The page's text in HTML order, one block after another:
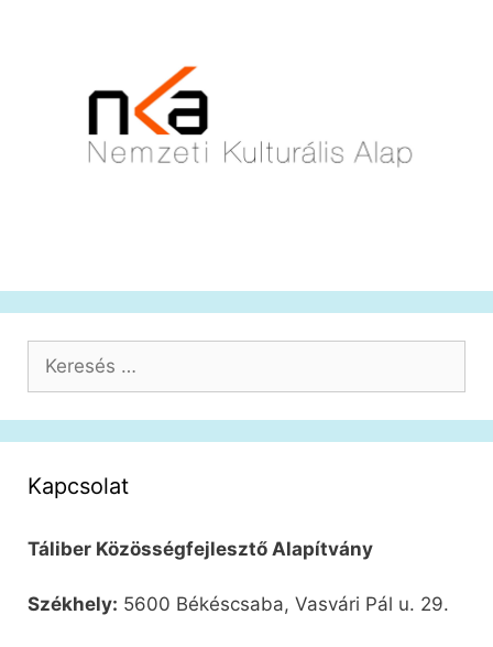
Keresés:
Kapcsolat
Táliber Közösségfejlesztő Alapítvány
Székhely: 5600 Békéscsaba, Vasvári Pál u. 29.